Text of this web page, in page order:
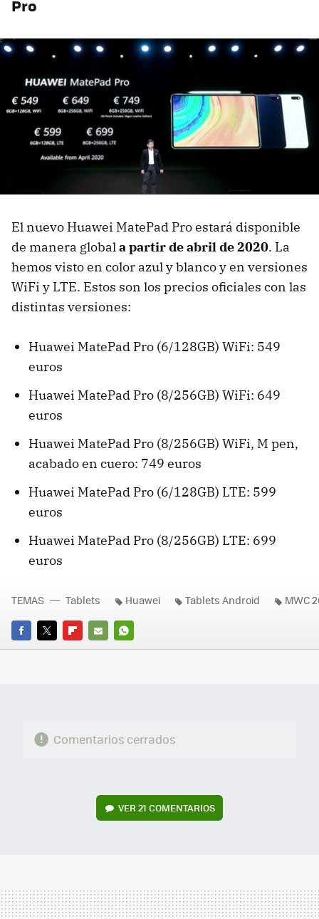
Pro
El nuevo Huawei MatePad Pro estará disponible
de manera globala partir de abril de 2020. La
hemos visto en color azul y blanco y en versiones
WiFi y LTE. Estos son los precios oficiales con las
distintas versiones:
Huawei MatePad Pro (6/128GB) WiFi: 549
euros
Huawei MatePad Pro (8/256GB) WiFi: 649
euros
Huawei MatePad Pro (8/256GB) WiFi, M pen,
acabado en cuero: 749 euros
Huawei MatePad Pro (6/128GB) LTE: 599
euros
Huawei MatePad Pro (8/256GB) LTE: 699
euros
FACEBOOK
TWITTERFLIPBOARD
E-
WHATSAPP
TEMAS Tablets Huawei Tablets Android MWC
Comentarios cerrados
VER 21 COMENTARIOS